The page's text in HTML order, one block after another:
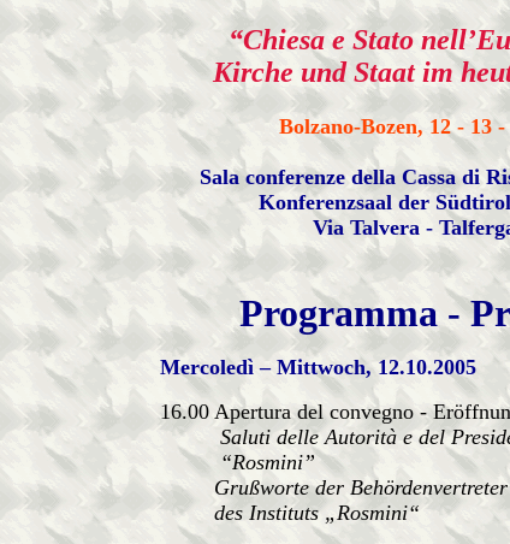
“Chiesa e Stato
Kirche und Staat im
Bolzano-Bozen, 12 - 13 -
Sala conferenze della Cassa di
Konferenzsaal der
Via Talvera -
Programma -
Mercoledì – Mittwoch, 12.10.2005
16.00 Apertura del convegno -
Saluti delle Autorità e del
“Rosmini”
Grußworte der Behördenvertreter
des Instituts „Rosmini“